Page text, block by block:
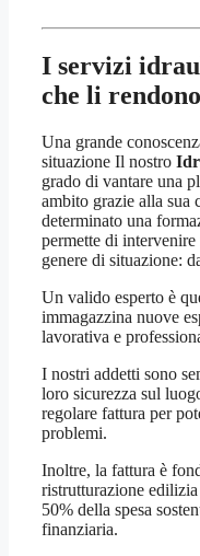
I servizi
che li
Una grande
situazione Il nostro
grado di vantare una
ambito grazie alla sua
determinato una
permette di
genere di situazione:
Un valido esperto è
immagazzina nuove
lavorativa e
I nostri addetti sono
loro sicurezza sul
regolare fattura per
problemi.
Inoltre, la fattura è
ristrutturazione
50% della spesa
finanziaria.